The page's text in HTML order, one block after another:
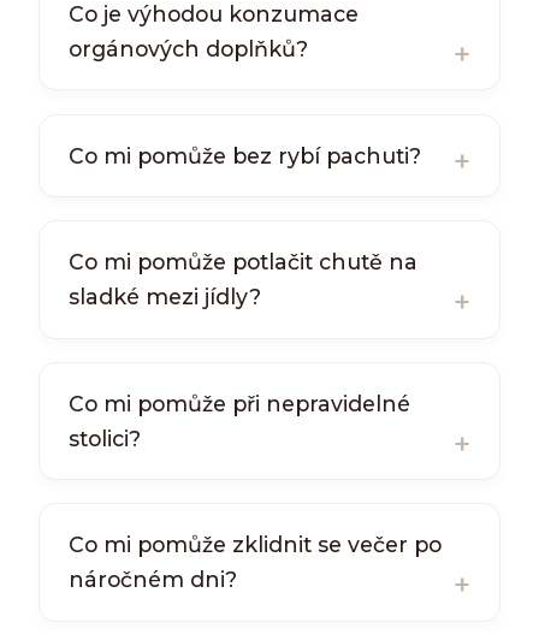
Co je výhodou konzumace
orgánových doplňků?
Co mi pomůže bez rybí pachuti?
Co mi pomůže potlačit chutě na
sladké mezi jídly?
Co mi pomůže při nepravidelné
stolici?
Co mi pomůže zklidnit se večer po
náročném dni?